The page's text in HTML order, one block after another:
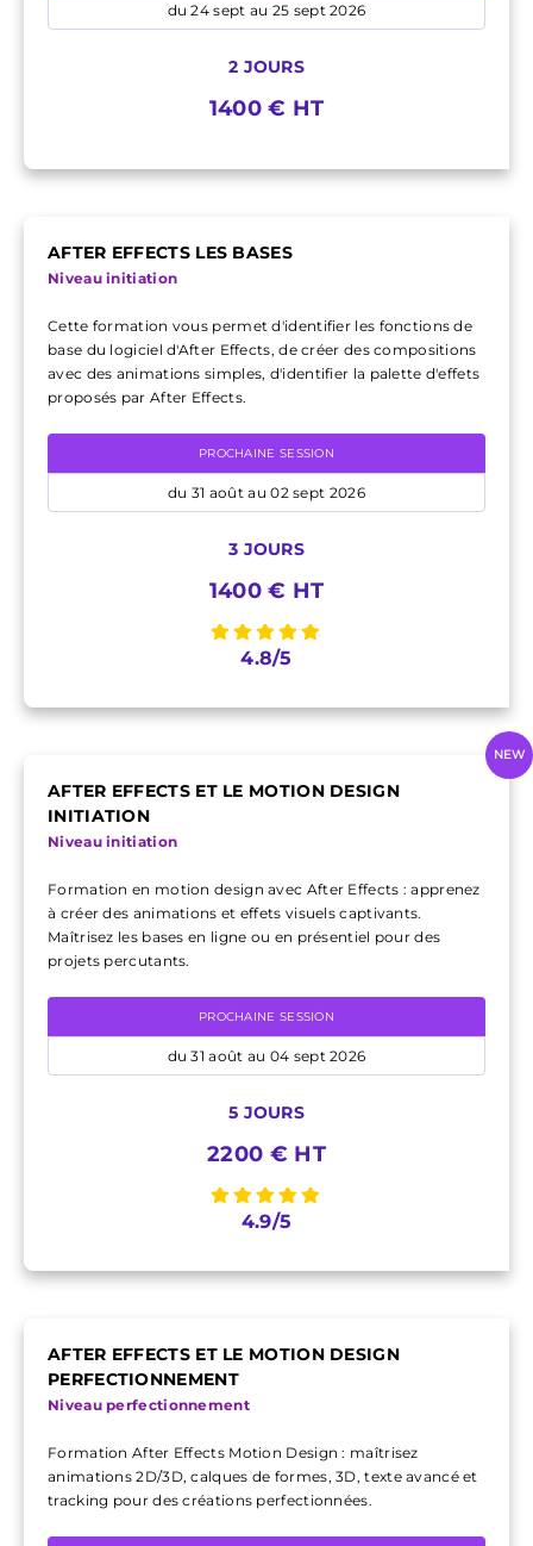
du 24 sept au 25 sept 2026
2 JOURS
1400 € HT
AFTER EFFECTS LES BASES
Niveau initiation
Cette formation vous permet d'identifier les fonctions de
base du logiciel d'After Effects, de créer des compositions
avec des animations simples, d'identifier la palette d'effets
proposés par After Effects.
PROCHAINE SESSION
du 31 août au 02 sept 2026
3 JOURS
1400 € HT
4.8/5
AFTER EFFECTS ET LE MOTION DESIGN
INITIATION
Niveau initiation
Formation en motion design avec After Effects : apprenez
à créer des animations et effets visuels captivants.
Maîtrisez les bases en ligne ou en présentiel pour des
projets percutants.
PROCHAINE SESSION
du 31 août au 04 sept 2026
5 JOURS
2200 € HT
4.9/5
NEW
AFTER EFFECTS ET LE MOTION DESIGN
PERFECTIONNEMENT
Niveau perfectionnement
Formation After Effects Motion Design : maîtrisez
animations 2D/3D, calques de formes, 3D, texte avancé et
tracking pour des créations perfectionnées.